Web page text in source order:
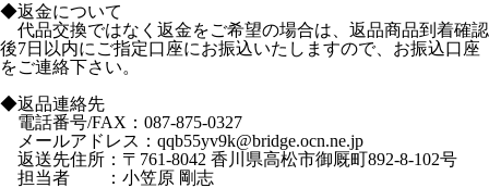
◆返金について
代品交換ではなく返金をご希望の場合は、返品商品到着確認
後7日以内にご指定口座にお振込いたしますので、お振込口座
をご連絡下さい。
◆返品連絡先
電話番号/FAX：087-875-0327
メールアドレス：qqb55yv9k@bridge.ocn.ne.jp
返送先住所：〒761-8042 香川県高松市御厩町892-8-102号
担当者 ：小笠原 剛志